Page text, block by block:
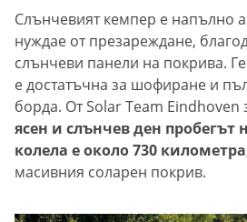
Слънчевият кемпер е напълно
нуждае от презареждане,
слънчеви панели на покрива.
е достатъчна за шофиране и
борда. От Solar Team Eindhoven
ясен и слънчев ден пробегът
колела е около 730 километра
масивния соларен покрив.